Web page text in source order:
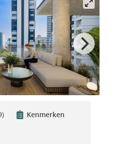
Kenmerken